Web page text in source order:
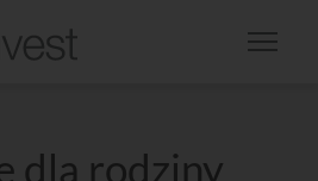
dla rodziny